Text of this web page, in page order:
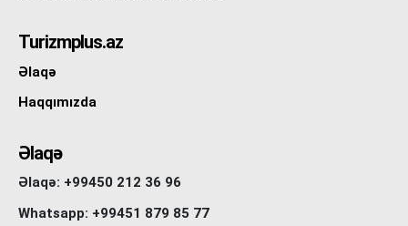
Turizmplus.az
Əlaqə
Haqqımızda
Əlaqə
Əlaqə: +99450 212 36 96
Whatsapp: +99451 879 85 77